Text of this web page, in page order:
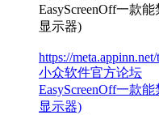
EasyScreenOff一款
显示器)
https://
小众软件官方论坛
EasyScreenOff一款
显示器)